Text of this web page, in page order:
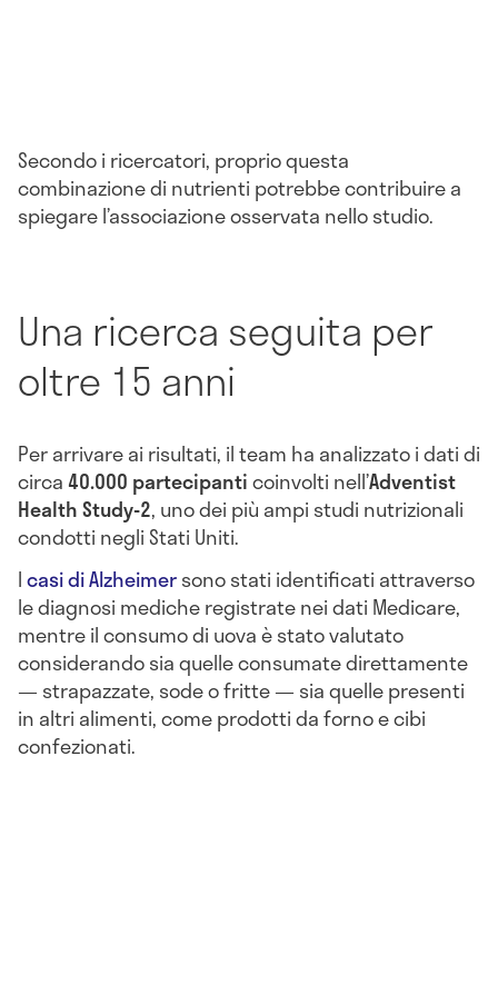
Secondo i ricercatori, proprio questa
combinazione di nutrienti potrebbe contribuire a
spiegare l’associazione osservata nello studio.
Una ricerca seguita per
oltre 15 anni
Per arrivare ai risultati, il team ha analizzato i dati di
circa 40.000 partecipanticoinvolti nell’Adventist
Health Study-2, uno dei più ampi studi nutrizionali
condotti negli Stati Uniti.
Icasi di Alzheimersono stati identificati attraverso
le diagnosi mediche registrate nei dati Medicare,
mentre il consumo di uova è stato valutato
considerando sia quelle consumate direttamente
— strapazzate, sode o fritte — sia quelle presenti
in altri alimenti, come prodotti da forno e cibi
confezionati.